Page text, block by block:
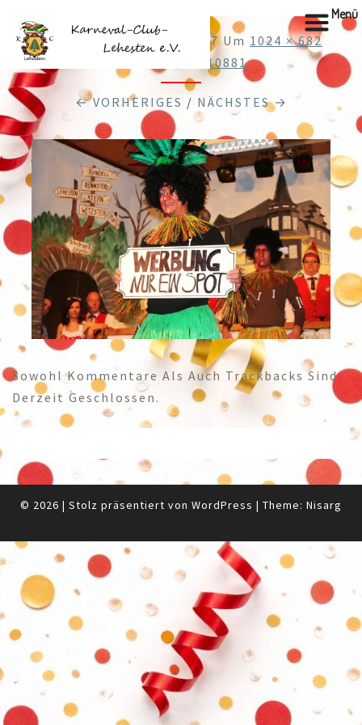
Veröffentlicht 28.12.2017Um 1024 × 682
Cache_48610881
← VORHERIGES / NÄCHSTES →
Sowohl Kommentare Als Auch Trackbacks Sind
Derzeit Geschlossen.
© 2026 | Stolz präsentiert von WordPress | Theme: Nisarg
Menü